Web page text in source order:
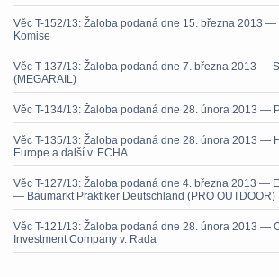
Věc T-152/13: Žaloba podaná dne 15. března 2013 —
Komise
Věc T-137/13: Žaloba podaná dne 7. března 2013 —
(MEGARAIL)
Věc T-134/13: Žaloba podaná dne 28. února 2013 —
Věc T-135/13: Žaloba podaná dne 28. února 2013 —
Europe a další v. ECHA
Věc T-127/13: Žaloba podaná dne 4. března 2013 —
— Baumarkt Praktiker Deutschland (PRO OUTDOOR)
Věc T-121/13: Žaloba podaná dne 28. února 2013 —
Investment Company v. Rada